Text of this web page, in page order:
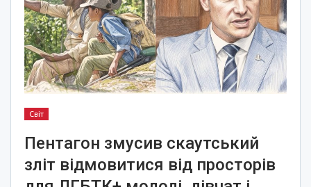
Світ
Пентагон змусив скаутський
зліт відмовитися від просторів